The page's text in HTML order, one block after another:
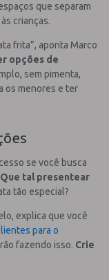
que separam
crianças.
frita”, aponta Marco
opções de
sem pimenta,
os menores e ter
se você busca
Que tal presentear
tão especial?
explica que você
para o
fazendo isso. Crie